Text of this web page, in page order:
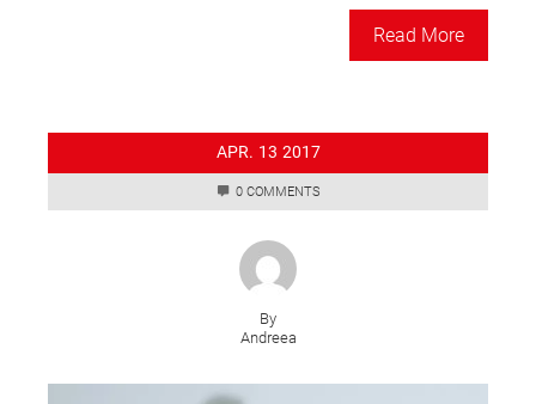
Read More
APR. 13 2017
0 COMMENTS
By
Andreea